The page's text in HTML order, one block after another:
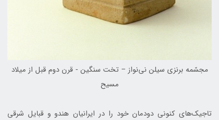
مجسّمه برنزی سيلن نی‌نواز – تخت سنگين - قرن دوم قبل از ميلاد
مسيح
تاجیک‌های کنونی دودمان خود را در ایرانیان هندو و قبایل شرقی